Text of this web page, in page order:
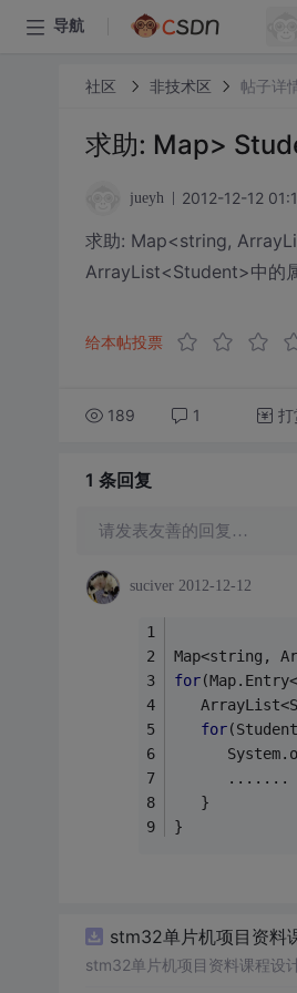
导航
社区 非技术区 帖子详
求助: Map>
jueyh 2012-12-12
求助: Map<string,
ArrayList<Student>中的
给本帖投票
189 1 打
1 条回复
请发表友善的回复…
suciver 2012-12-12
Map<string,
for
for
      .......
   }
}
stm32单片机项目资料
stm32单片机项目资料课程设